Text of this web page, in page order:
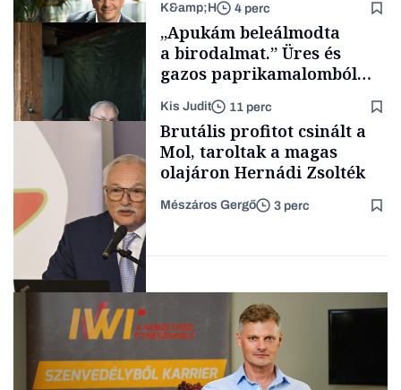
Makro
TÁMOGATÓI
TARTALOM
K&amp;H 4 perc
Családi
vállalkozások
„Apukám beleálmodta
a birodalmat.” Üres és
gazos paprikamalomból
lett az igazi családi
fűszersztori
Kis Judit 11 perc
Befektetés
Brutális profitot csinált a
Mol, taroltak a magas
olajáron Hernádi Zsolték
Mészáros Gergő 3 perc